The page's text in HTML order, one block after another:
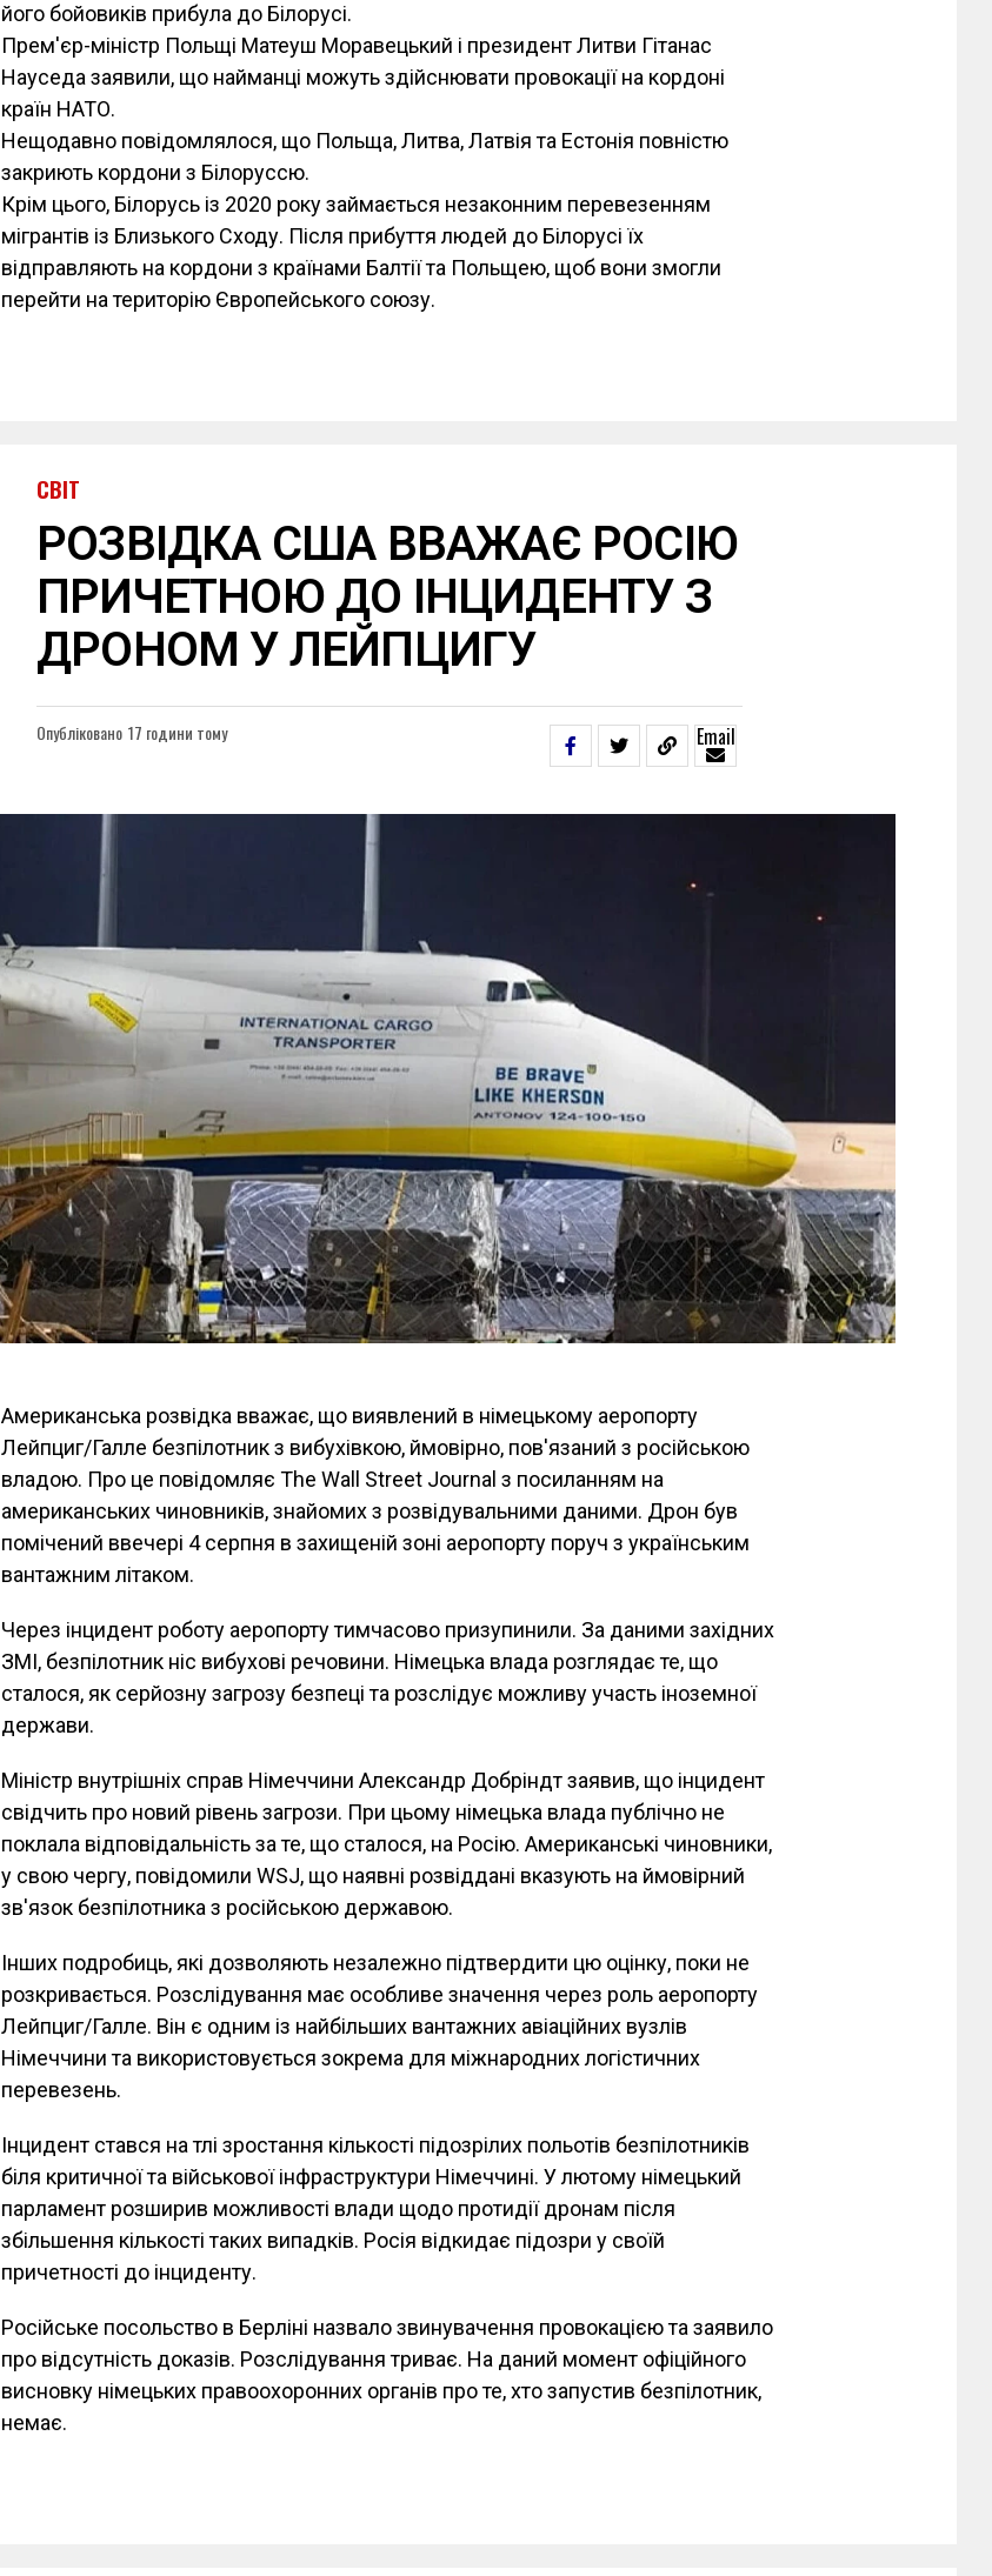
його бойовиків прибула до Білорусі.
Прем'єр-міністр Польщі Матеуш Моравецький і президент Литви Гітанас
Науседа заявили, що найманці можуть здійснювати провокації на кордоні
країн НАТО.
Нещодавно повідомлялося, що Польща, Литва, Латвія та Естонія повністю
закриють кордони з Білоруссю.
Крім цього, Білорусь із 2020 року займається незаконним перевезенням
мігрантів із Близького Сходу. Після прибуття людей до Білорусі їх
відправляють на кордони з країнами Балтії та Польщею, щоб вони змогли
перейти на територію Європейського союзу.
СВІТ
РОЗВІДКА США ВВАЖАЄ РОСІЮ
ПРИЧЕТНОЮ ДО ІНЦИДЕНТУ З
ДРОНОМ У ЛЕЙПЦИГУ
Опубліковано 17 години тому Email
Американська розвідка вважає, що виявлений в німецькому аеропорту
Лейпциг/Галле безпілотник з вибухівкою, ймовірно, пов'язаний з російською
владою. Про це повідомляє The Wall Street Journal з посиланням на
американських чиновників, знайомих з розвідувальними даними. Дрон був
помічений ввечері 4 серпня в захищеній зоні аеропорту поруч з українським
вантажним літаком.
Через інцидент роботу аеропорту тимчасово призупинили. За даними західних
ЗМІ, безпілотник ніс вибухові речовини. Німецька влада розглядає те, що
сталося, як серйозну загрозу безпеці та розслідує можливу участь іноземної
держави.
Міністр внутрішніх справ Німеччини Александр Добріндт заявив, що інцидент
свідчить про новий рівень загрози. При цьому німецька влада публічно не
поклала відповідальність за те, що сталося, на Росію. Американські чиновники,
у свою чергу, повідомили WSJ, що наявні розвіддані вказують на ймовірний
зв'язок безпілотника з російською державою.
Інших подробиць, які дозволяють незалежно підтвердити цю оцінку, поки не
розкривається. Розслідування має особливе значення через роль аеропорту
Лейпциг/Галле. Він є одним із найбільших вантажних авіаційних вузлів
Німеччини та використовується зокрема для міжнародних логістичних
перевезень.
Інцидент стався на тлі зростання кількості підозрілих польотів безпілотників
біля критичної та військової інфраструктури Німеччині. У лютому німецький
парламент розширив можливості влади щодо протидії дронам після
збільшення кількості таких випадків. Росія відкидає підозри у своїй
причетності до інциденту.
Російське посольство в Берліні назвало звинувачення провокацією та заявило
про відсутність доказів. Розслідування триває. На даний момент офіційного
висновку німецьких правоохоронних органів про те, хто запустив безпілотник,
немає.